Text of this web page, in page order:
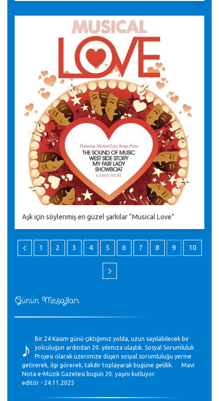
Günün Mesajları
♪
Bir 24 Kasım günü çıktığımız yolda, uzun sayılabilecek bir
yolculuğun ardından 20. yılımıza ulaştık. Sosyal Sorumluluk
Projesi olarak üzerimize düşen sosyal sorumluluğu yerine
getirerek, ilgi görerek, takdir toplayarak bugüne geldik. Mavi
Nota e-Müzik Gazetesi bugün 20. yaşını kutluyor.
editör - 24.11.2025
Aşk için söylenmiş en güzel şarkılar “Musical Love”
1 2 3 4 5 6 7 8 9 10